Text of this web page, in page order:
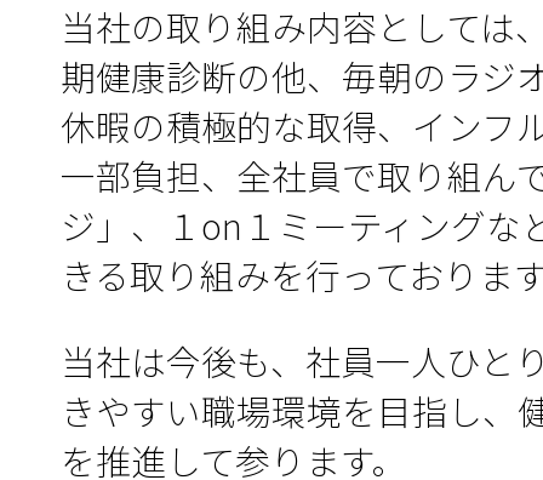
当社の取り組み内容としては
期健康診断の他、毎朝のラジ
休暇の積極的な取得、インフ
一部負担、全社員で取り組ん
ジ」、１on１ミーティングな
きる取り組みを行っておりま
当社は今後も、社員一人ひと
きやすい職場環境を目指し、
を推進して参ります。